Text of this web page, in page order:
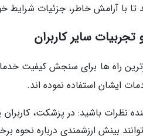
تا با آرامش خاطر، جزئیات شرایط
سایر کاربران
راه ها برای سنجش کیفیت
ایشان استفاده نموده اند.
نظرات باشید: در پزشکت،
بینش ارزشمندی درباره نحوه